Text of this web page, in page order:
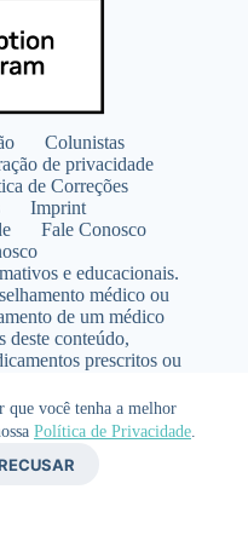
que você tenha a melhor
Política de Privacidade.
Colunistas
de privacidade
de Correções
Imprint
Fale Conosco
e educacionais.
médico ou
de um médico
deste conteúdo,
prescritos ou
ou estilo de
pertence ao grupo
43.726.917/0001-80